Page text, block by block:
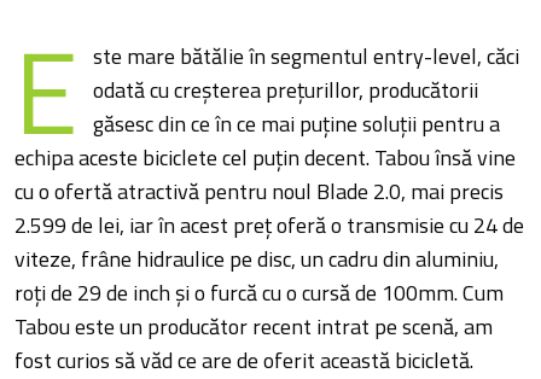
E ste mare bătălie în segmentul entry-level, căci
odată cu creșterea prețurillor, producătorii
găsesc din ce în ce mai puține soluții pentru a
echipa aceste biciclete cel puțin decent. Tabou însă vine
cu o ofertă atractivă pentru noul Blade 2.0, mai precis
2.599 de lei, iar în acest preț oferă o transmisie cu 24 de
viteze, frâne hidraulice pe disc, un cadru din aluminiu,
roți de 29 de inch și o furcă cu o cursă de 100mm. Cum
Tabou este un producător recent intrat pe scenă, am
fost curios să văd ce are de oferit această bicicletă.